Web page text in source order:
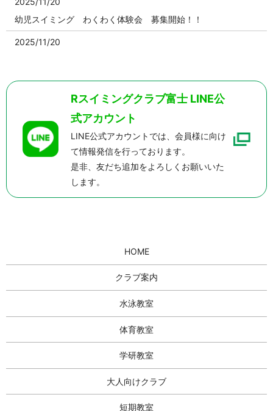
幼児スイミング わくわく体験会 募集開始！！
2025/11/20
幼児スイミング わくわく体験会 募集開始！！【定員となり
ました】
2025/06/21
Rスイミングクラブ夏休み短期教室受付開始！
2024年冬休み短期水泳教室申し込み開始！
【2024年夏休み 短期教室 受付開始！】
Rスイミングクラブ富士 LINE公
式アカウント
LINE公式アカウントでは、会員様に向け
て情報発信を行っております。
是非、友だち追加をよろしくお願いいた
します。
HOME
クラブ案内
水泳教室
体育教室
学研教室
大人向けクラブ
短期教室